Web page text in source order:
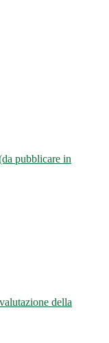
pubblicare in
della